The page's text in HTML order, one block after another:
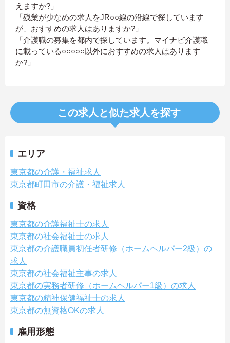
えますか?」
「残業が少なめの求人をJR○○線の沿線で探しています
が、おすすめの求人はありますか?」
「介護職の募集を都内で探しています。マイナビ介護職
に載っている○○○○○以外におすすめの求人はあります
か?」
この求人と似た求人を探す
エリア
東京都の介護・福祉求人
東京都町田市の介護・福祉求人
資格
東京都の介護福祉士の求人
東京都の社会福祉士の求人
東京都の介護職員初任者研修（ホームヘルパー2級）の
求人
東京都の社会福祉主事の求人
東京都の実務者研修（ホームヘルパー1級）の求人
東京都の精神保健福祉士の求人
東京都の無資格OKの求人
雇用形態